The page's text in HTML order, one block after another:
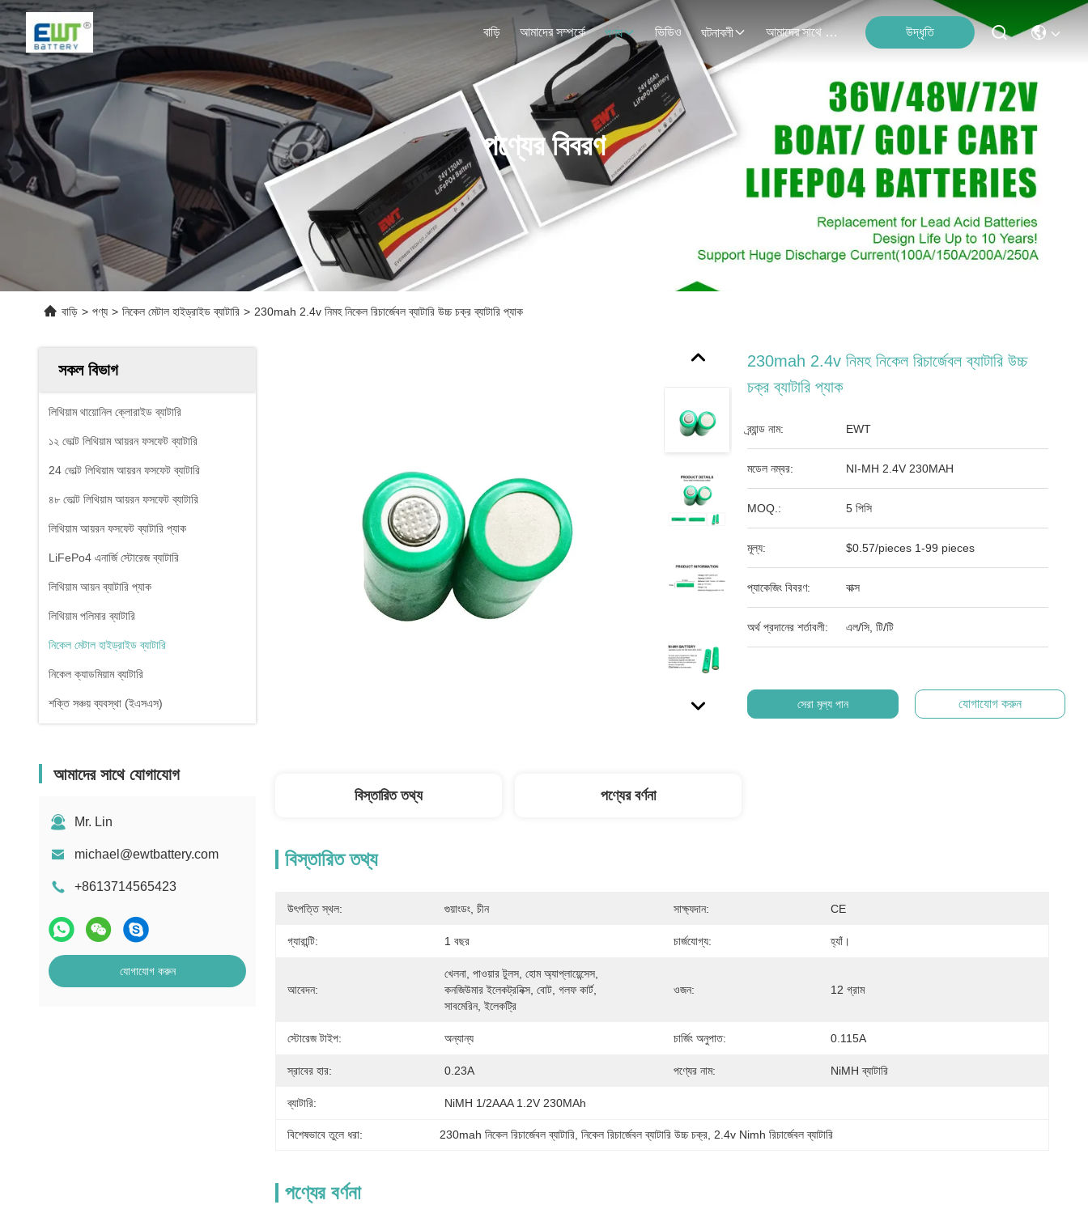
বাড়ি আমাদের সম্পর্কে পণ্য ভিডিও ঘটনাবলী আমাদের সাথে যোগাযোগ উদ্ধৃতি
পণ্যের বিবরণ
বাড়ি > পণ্য > নিকেল মেটাল হাইড্রাইড ব্যাটারি > 230mah 2.4v নিমহ নিকেল রিচার্জেবল ব্যাটারি উচ্চ চক্র ব্যাটারি প্যাক
সকল বিভাগ
লিথিয়াম থায়োনিল ক্লোরাইড ব্যাটারি
১২ ভোল্ট লিথিয়াম আয়রন ফসফেট ব্যাটারি
24 ভোল্ট লিথিয়াম আয়রন ফসফেট ব্যাটারি
৪৮ ভোল্ট লিথিয়াম আয়রন ফসফেট ব্যাটারি
লিথিয়াম আয়রন ফসফেট ব্যাটারি প্যাক
LiFePo4 এনার্জি স্টোরেজ ব্যাটারি
লিথিয়াম আয়ন ব্যাটারি প্যাক
লিথিয়াম পলিমার ব্যাটারি
নিকেল মেটাল হাইড্রাইড ব্যাটারি
নিকেল ক্যাডমিয়াম ব্যাটারি
শক্তি সঞ্চয় ব্যবস্থা (ইএসএস)
আমাদের সাথে যোগাযোগ
Mr. Lin
michael@ewtbattery.com
+8613714565423
যোগাযোগ করুন
230mah 2.4v নিমহ নিকেল রিচার্জেবল ব্যাটারি উচ্চ
চক্র ব্যাটারি প্যাক
ব্র্যান্ড নাম: EWT
মডেল নম্বর: NI-MH 2.4V 230MAH
MOQ.: 5 পিসি
মূল্য: $0.57/pieces 1-99 pieces
প্যাকেজিং বিবরণ: বাক্স
অর্থ প্রদানের শর্তাবলী: এল/সি, টি/টি
সেরা মূল্য পান যোগাযোগ করুন
বিস্তারিত তথ্য পণ্যের বর্ণনা
বিস্তারিত তথ্য
উৎপত্তি স্থল: গুয়াংডং, চীন সাক্ষ্যদান: CE
গ্যারান্টি: 1 বছর চার্জযোগ্য: হ্যাঁ।
আবেদন:
খেলনা, পাওয়ার টুলস, হোম অ্যাপ্লায়েন্সেস,
কনজিউমার ইলেকট্রনিক্স, বোট, গলফ কার্ট,
সাবমেরিন, ইলেকট্রি
ওজন: 12 গ্রাম
স্টোরেজ টাইপ: অন্যান্য চার্জিং অনুপাত: 0.115A
স্রাবের হার: 0.23A পণ্যের নাম: NiMH ব্যাটারি
ব্যাটারি: NiMH 1/2AAA 1.2V 230MAh
বিশেষভাবে তুলে ধরা: 230mah নিকেল রিচার্জেবল ব্যাটারি , নিকেল রিচার্জেবল ব্যাটারি উচ্চ চক্র 2.4v Nimh রিচার্জেবল ব্যাটারি
পণ্যের বর্ণনা